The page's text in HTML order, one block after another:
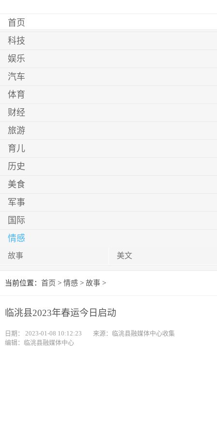
首页
科技
娱乐
汽车
体育
财经
旅游
育儿
历史
美食
军事
国际
情感
故事 美文
当前位置： 首页 > 情感 > 故事 >
临洮县2023年春运今日启动
日期： 2023-01-08 10:12:23
来源：临洮县融媒体中心收集
编辑：临洮县融媒体中心